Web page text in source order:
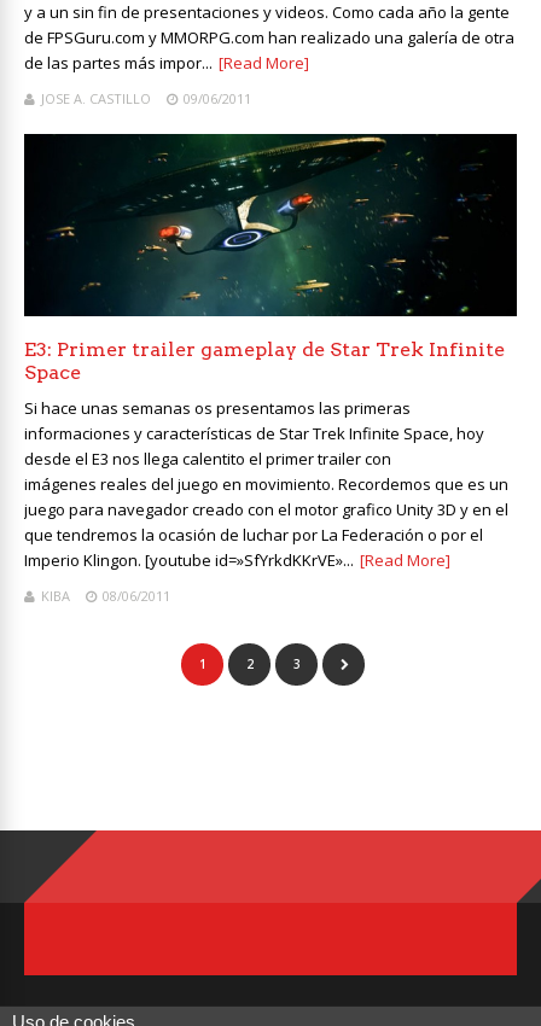
y a un sin fin de presentaciones y videos. Como cada año la gente
de FPSGuru.com y MMORPG.com han realizado una galería de otra
de las partes más impor... [Read More]
JOSE A. CASTILLO 09/06/2011
E3: Primer trailer gameplay de Star Trek Infinite
Space
Si hace unas semanas os presentamos las primeras
informaciones y características de Star Trek Infinite Space, hoy
desde el E3 nos llega calentito el primer trailer con
imágenes reales del juego en movimiento. Recordemos que es un
juego para navegador creado con el motor grafico Unity 3D y en el
que tendremos la ocasión de luchar por La Federación o por el
Imperio Klingon. [youtube id=»SfYrkdKKrVE»... [Read More]
KIBA 08/06/2011
1 2 3
Uso de cookies